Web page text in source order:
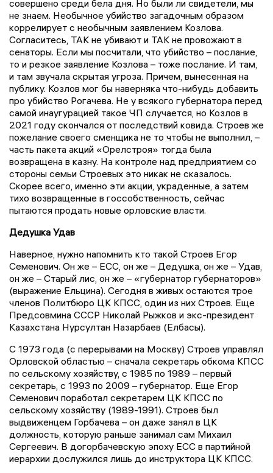
совершено среди бела дня. Но были ли свидетели, мы
не знаем. Необычное убийство загадочным образом
коррелирует с необычным заявлением Козлова.
Согласитесь, ТАК не убивают и ТАК не провожают в
сенаторы. Если мы посчитали, что убийство – послание,
то и резкое заявление Козлова – тоже послание. И там,
и там звучала скрытая угроза. Причем, вынесенная на
публику. Козлов мог бы наверняка что-нибудь добавить
про убийство Рогачева. Не у всякого губернатора перед
самой инаугурацией такое ЧП случается, но Козлов в
2021 году скончался от последствий ковида. Строев же
пожелание своего сменщика не то чтобы не выполнил, –
часть пакета акций «Орелстроя» тогда была
возвращена в казну. На контроле над предприятием со
стороны семьи Строевых это никак не сказалось.
Скорее всего, именно эти акции, украденные, а затем
тихо возвращенные в госсобственность, сейчас
пытаются продать новые орловские власти.
Дедушка Удав
Наверное, нужно напомнить кто такой Строев Егор
Семенович. Он же – ЕСС, он же – Дедушка, он же – Удав,
он же – Старый лис, он же – «губернатор губернаторов»
(выражение Ельцина). Сегодня в живых остаются трое
членов Политбюро ЦК КПСС, один из них Строев. Еще
Предсовмина СССР Николай Рыжков и экс-президент
Казахстана Нурсултан Назарбаев (Елбасы).
С 1973 года (с перерывами на Москву) Строев управлял
Орловской областью – сначала секретарь обкома КПСС
по сельскому хозяйству, с 1985 по 1989 – первый
секретарь, с 1993 по 2009 – губернатор. Еще Егор
Семенович поработал секретарем ЦК КПСС по
сельскому хозяйству (1989-1991). Строев был
выдвиженцем Горбачева – он даже занял в ЦК
должность, которую раньше занимал сам Михаил
Сергеевич. В догорбачевскую эпоху ЕСС в партийной
иерархии дослужился лишь до инструктора ЦК КПСС.